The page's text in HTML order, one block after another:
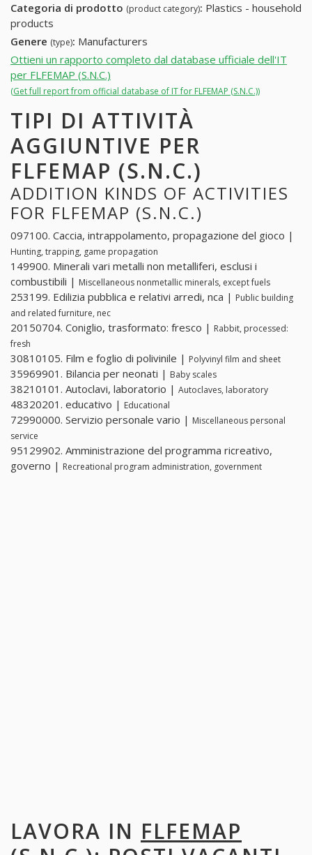
Categoria di prodotto (product category): Plastics - household
products
Genere (type): Manufacturers
Ottieni un rapporto completo dal database ufficiale dell'IT
per FLFEMAP (S.N.C.)
(Get full report from official database of IT for FLFEMAP (S.N.C.))
TIPI DI ATTIVITÀ
AGGIUNTIVE PER
FLFEMAP (S.N.C.)
ADDITION KINDS OF ACTIVITIES
FOR FLFEMAP (S.N.C.)
097100. Caccia, intrappolamento, propagazione del gioco |
Hunting, trapping, game propagation
149900. Minerali vari metalli non metalliferi, esclusi i
combustibili | Miscellaneous nonmetallic minerals, except fuels
253199. Edilizia pubblica e relativi arredi, nca | Public building
and related furniture, nec
20150704. Coniglio, trasformato: fresco | Rabbit, processed:
fresh
30810105. Film e foglio di polivinile | Polyvinyl film and sheet
35969901. Bilancia per neonati | Baby scales
38210101. Autoclavi, laboratorio | Autoclaves, laboratory
48320201. educativo | Educational
72990000. Servizio personale vario | Miscellaneous personal
service
95129902. Amministrazione del programma ricreativo,
governo | Recreational program administration, government
LAVORA IN FLFEMAP